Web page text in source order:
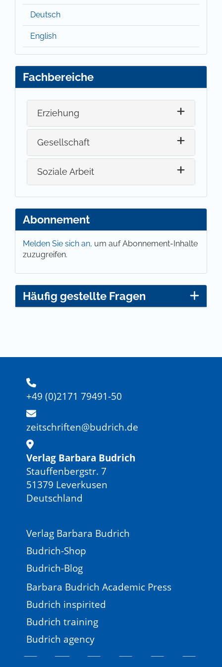
Deutsch
English
Fachbereiche
Erziehung
Gesellschaft
Soziale Arbeit
Abonnement
Melden Sie sich an, um auf Abonnement-Inhalte
zuzugreifen.
Häufig gestellte Fragen
+49 (0)2171 79491-50
zeitschriften@budrich.de
Verlag Barbara Budrich
Stauffenbergstr. 7
51379 Leverkusen
Deutschland
Verlag Barbara Budrich
Budrich-Shop
Budrich-Blog
Barbara Budrich Academic Press
Budrich inspirited
Budrich training
Budrich agency